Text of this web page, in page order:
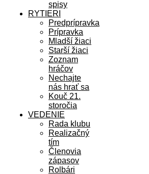
spisy
RYTIERI
Predprípravka
Prípravka
Mladší žiaci
Starší žiaci
Zoznam
hráčov
Nechajte
nás hrať sa
Kouč 21.
storočia
VEDENIE
Rada klubu
Realizačný
tím
Členovia
zápasov
Rolbári